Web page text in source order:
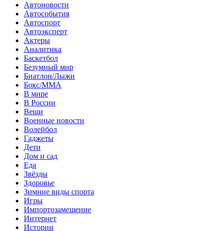
Автоновости
Автособытия
Автоспорт
Автоэксперт
Актеры
Аналитика
Баскетбол
Безумный мир
Биатлон/Лыжи
Бокс/MMA
В мире
В России
Вещи
Военные новости
Волейбол
Гаджеты
Дети
Дом и сад
Еда
Звёзды
Здоровье
Зимние виды спорта
Игры
Импортозамещение
Интернет
Истории